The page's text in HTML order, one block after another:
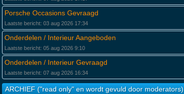
Porsche Occasions Gevraagd
Laatste bericht: 03 aug 2026 17:34
Onderdelen / Interieur Aangeboden
Laatste bericht: 05 aug 2026 9:10
Onderdelen / Interieur Gevraagd
Laatste bericht: 07 aug 2026 16:34
ARCHIEF ("read only" en wordt gevuld door moderators)